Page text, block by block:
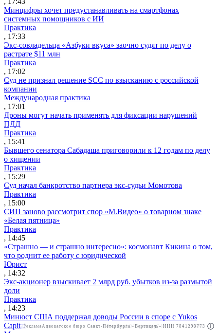
Реклама АО"Право.ру" ИНН: 7708095468
Минцифры хочет предустанавливать на смартфонах
системных помощников с ИИ
Практика
, 17:33
Экс-совладельца «Азбуки вкуса» заочно судят по делу о
растрате $11 млн
Практика
, 17:02
Суд не признал решение SCC по взысканию с российской
компании
Международная практика
, 17:01
Дроны могут начать применять для фиксации нарушений
ПДД
Практика
, 15:41
Бывшего сенатора Сабадаша приговорили к 12 годам по делу
о хищении
Практика
, 15:29
Суд начал банкротство партнера экс-судьи Момотова
Практика
, 15:00
СИП заново рассмотрит спор «М.Видео» о товарном знаке
«Белая пятница»
Практика
, 14:45
«Страшно — и страшно интересно»: космонавт Кикина о том,
что роднит ее работу с юридической
Юрист
, 14:32
Экс-акционер взыскивает 2 млрд руб. убытков из-за размытой
доли
Практика
, 14:23
Минюст США поддержал доводы России в споре с Yukos
CapitalРеклама Адвокатское бюро Санкт-Петербурга «Вертикаль» ИНН 7841290773